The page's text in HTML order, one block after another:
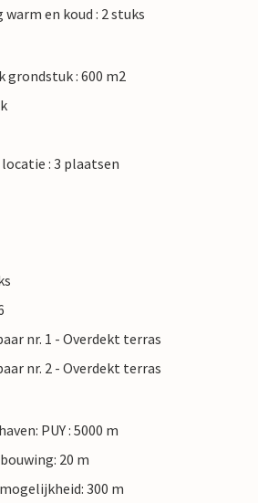
en koud : 2 stuks
grondstuk : 600 m2
: 3 plaatsen
nr. 1 - Overdekt terras
nr. 2 - Overdekt terras
PUY : 5000 m
20 m
300 m